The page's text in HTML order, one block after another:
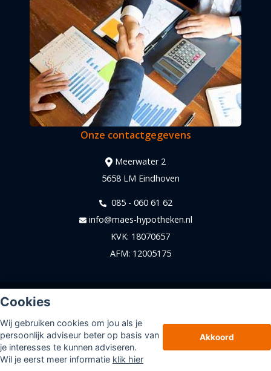
Cookies
Wij gebruiken cookies om jou als je
persoonlijk adviseur beter op basis van
je interesses te kunnen adviseren.
Wil je eerst meer informatie klik hier
Akkoord
Onze contactgegevens
Meerwater 2
5658 LM Eindhoven
085 - 060 61 62
info@maes-hypotheken.nl
KVK: 18070657
AFM: 12005175
Sitemap
Disclaimer